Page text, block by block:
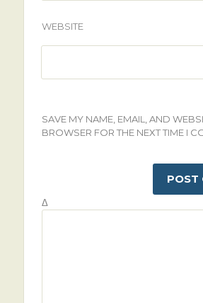
WEBSITE
SAVE MY NAME, EMAIL, AND
BROWSER FOR THE NEXT TIME I
Δ